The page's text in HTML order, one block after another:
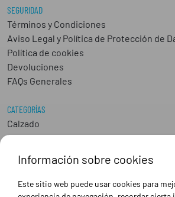
SEGURIDAD
Términos y Condiciones
Aviso Legal y Política de Protección de
Política de cookies
Devoluciones
FAQs Generales
CATEGORÍAS
Calzado
Epis
Industria
Peluquería y Estética
Sanidad
Información sobre cookies
Este sitio web puede usar cookies para